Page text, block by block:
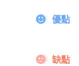
優點
缺點